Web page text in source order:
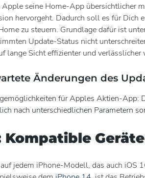
seine Home-App übersichtlicher
hervorgeht. Dadurch soll es für Dich
zu steuern. Grundlage dafür ist
Update-Status nicht
lange Sicht effizienter und verlässlicher
Änderungen des
für Apples Aktien-App:
nach unterschiedlichen Parametern
Kompatible Geräte
jedem iPhone-Modell, das auch iOS